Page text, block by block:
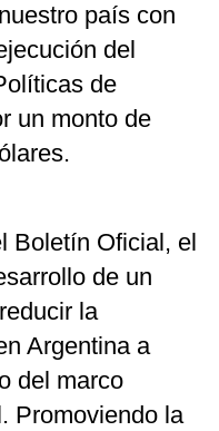
país con
del
de
un monto de
Boletín Oficial, el
de un
la
Argentina a
del marco
Promoviendo la